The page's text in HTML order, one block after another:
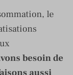
le
besoin de
aussi